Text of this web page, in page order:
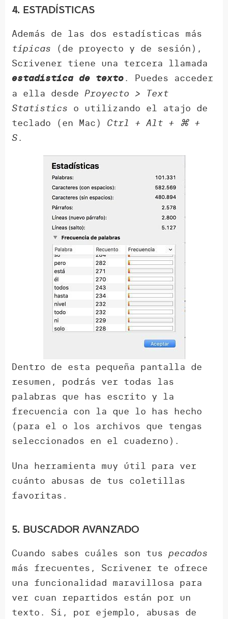
4. Estadísticas
Además de las dos estadísticas más
típicas (de proyecto y de sesión),
Scrivener tiene una tercera llamada
estadística de texto. Puedes acceder
a ella desdeProyecto > Text
Statistics o utilizando el atajo de
teclado (en Mac) Ctrl + Alt + ⌘ +
S.
Dentro de esta pequeña pantalla de
resumen, podrás ver todas las
palabras que has escrito y la
frecuencia con la que lo has hecho
(para el o los archivos que tengas
seleccionados en el cuaderno).
Una herramienta muy útil para ver
cuánto abusas de tus coletillas
favoritas.
5. Buscador avanzado
Cuando sabes cuáles son tuspecados
más frecuentes, Scrivener te ofrece
una funcionalidad maravillosa para
ver cuan repartidos están por un
texto. Si, por ejemplo, abusas de